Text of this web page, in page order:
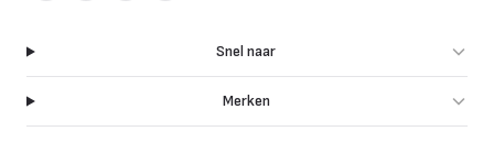
Snel naar
Merken